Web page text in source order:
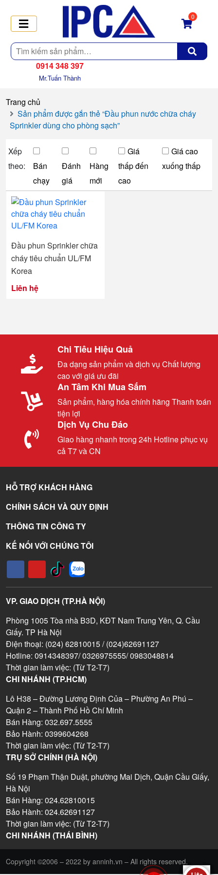
Tìm
kiếm
0
0914 348 397
Mr.Tuấn Thành
Trang chủ
Sản phẩm được gắn thẻ “Đầu phun nước chữa cháy
Sprinkler dùng cho phòng sạch”
Xếp
theo:
Bán
chạy
Đánh
giá
Hàng
mới
Giá
thấp đến
cao
Giá cao
xuống thấp
Đầu phun Sprinkler chữa
cháy tiêu chuẩn UL/FM
Korea
Liên hệ
Chi Tiêu Hiệu Quả
Đa dạng sản phẩm và dịch vụ Chất lượng
cao với giá ưu đãi
An Tâm Khi Mua Sắm
Sản phẩm, hàng hóa chính hãng Thanh toán
tiện lợi
Dịch Vụ Chu Đáo
Giao hàng nhanh trong 24h Hotline phục vụ
cả T7 và CN
HỖ TRỢ KHÁCH HÀNG
CHÍNH SÁCH VÀ QUY ĐỊNH
THÔNG TIN CÔNG TY
KẾ NỐI VỚI CHÚNG TÔI
VP. GIAO DỊCH (TP.HÀ NỘI)
Phòng 1005 Tòa nhà B3D, KĐT Nam Trung Yên, Q. Cầu
Giấy. TP Hà Nội
Điện thoại: (024) 62810015 / (024)62691127
Hotline: 0914348397/ 0326975555/ 0983048814
Thời gian làm việc: (Từ T2-T7)
CHI NHÁNH (TP.HCM)
Lô H38 – Đường Lương Định Của – Phường An Phú –
Quận 2 – Thành Phố Hồ Chí Minh
Bán Hàng: 032.697.5555
Bảo Hành: 0399604268
Thời gian làm việc: (Từ T2-T7)
TRỤ SỞ CHÍNH (HÀ NỘI)
Số 19 Phạm Thận Duật, phường Mai Dịch, Quận Cầu Giấy,
Hà Nội
Bán Hàng: 024.62810015
Bảo Hành: 024.62691127
Thời gian làm việc: (Từ T2-T7)
CHI NHÁNH (THÁI BÌNH)
Copyright ©2006 – 2022 by anninh.vn – All rights reserved.